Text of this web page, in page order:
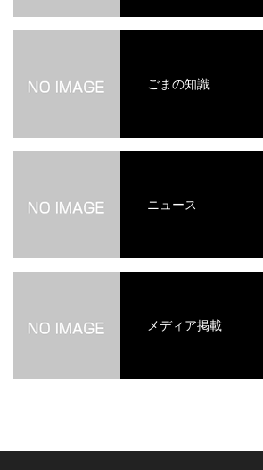
ごまの知識
ニュース
メディア掲載